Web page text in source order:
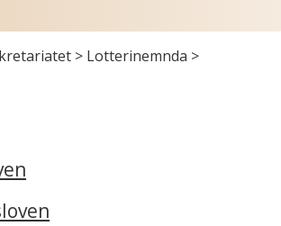
> Lotterinemnda >